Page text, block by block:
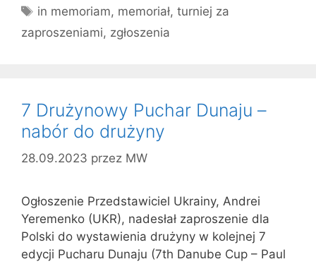
Tagi
in memoriam, memoriał,turniej za
zaproszeniami, zgłoszenia
7 Drużynowy Puchar Dunaju –
nabór do drużyny
28.09.2023 przez MW
Ogłoszenie Przedstawiciel Ukrainy, Andrei
Yeremenko (UKR), nadesłał zaproszenie dla
Polski do wystawienia drużyny w kolejnej 7
edycji Pucharu Dunaju (7th Danube Cup – Paul